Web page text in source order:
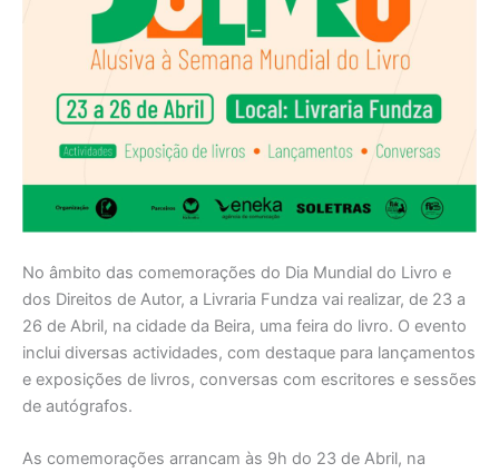
No âmbito das comemorações do Dia Mundial do Livro e
dos Direitos de Autor, a Livraria Fundza vai realizar, de 23 a
26 de Abril, na cidade da Beira, uma feira do livro. O evento
inclui diversas actividades, com destaque para lançamentos
e exposições de livros, conversas com escritores e sessões
de autógrafos.
As comemorações arrancam às 9h do 23 de Abril, na